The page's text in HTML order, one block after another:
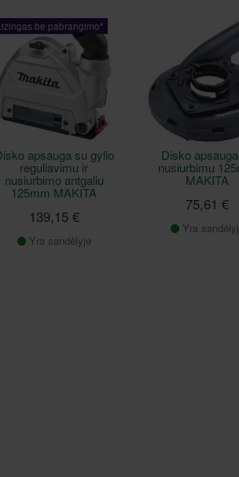
be pabrangimo*
apsauga su gylio
reguliavimu ir
nusiurbimo antgaliu
125mm MAKITA
139,15 €
Yra sandėlyje
Disko
nusiurbimu
MAKITA
75,61 €
Yra